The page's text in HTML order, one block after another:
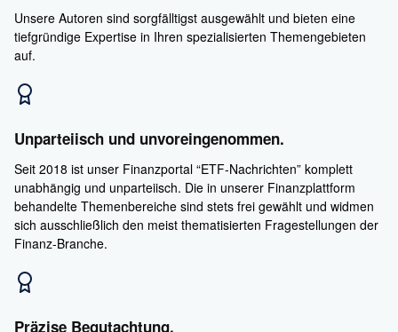
Unsere Autoren sind sorgfälltigst ausgewählt und bieten eine
tiefgründige Expertise in Ihren spezialisierten Themengebieten
auf.
Unparteiisch und unvoreingenommen.
Seit 2018 ist unser Finanzportal “ETF-Nachrichten” komplett
unabhängig und unparteiisch. Die in unserer Finanzplattform
behandelte Themenbereiche sind stets frei gewählt und widmen
sich ausschließlich den meist thematisierten Fragestellungen der
Finanz-Branche.
Präzise Begutachtung.